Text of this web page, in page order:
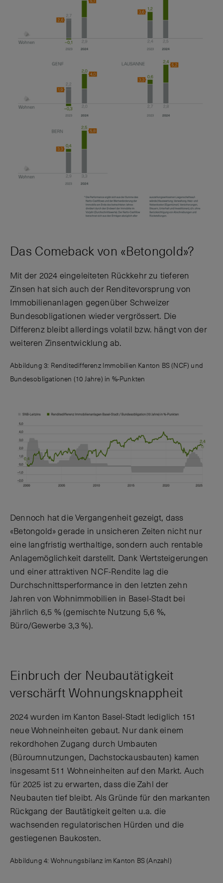
Das Comeback von «Betongold»?
Mit der 2024 eingeleiteten Rückkehr zu tieferen
Zinsen hat sich auch der Renditevorsprung von
Immobilienanlagen gegenüber Schweizer
Bundesobligationen wieder vergrössert. Die
Differenz bleibt allerdings volatil bzw. hängt von der
weiteren Zinsentwicklung ab.
Abbildung 3: Renditedifferenz Immobilien Kanton BS (NCF) und
Bundesobligationen (10 Jahre) in %-Punkten
Dennoch hat die Vergangenheit gezeigt, dass
«Betongold» gerade in unsicheren Zeiten nicht nur
eine langfristig werthaltige, sondern auch rentable
Anlagemöglichkeit darstellt. Dank Wertsteigerungen
und einer attraktiven NCF-Rendite lag die
Durchschnittsperformance in den letzten zehn
Jahren von Wohnimmobilien in Basel-Stadt bei
jährlich 6,5 % (gemischte Nutzung 5,6 %,
Büro/Gewerbe 3,3 %).
Einbruch der Neubautätigkeit
verschärft Wohnungsknappheit
2024 wurden im Kanton Basel-Stadt lediglich 151
neue Wohneinheiten gebaut. Nur dank einem
rekordhohen Zugang durch Umbauten
(Büroumnutzungen, Dachstockausbauten) kamen
insgesamt 511 Wohneinheiten auf den Markt. Auch
für 2025 ist zu erwarten, dass die Zahl der
Neubauten tief bleibt. Als Gründe für den markanten
Rückgang der Bautätigkeit gelten u.a. die
wachsenden regulatorischen Hürden und die
gestiegenen Baukosten.
Abbildung 4: Wohnungsbilanz im Kanton BS (Anzahl)